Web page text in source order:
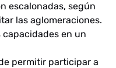
escalonadas, según
las aglomeraciones.
capacidades en un
permitir participar a